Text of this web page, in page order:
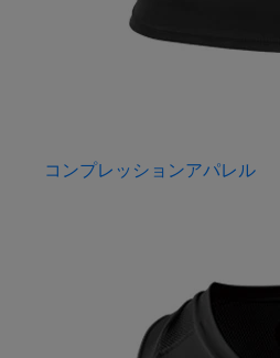
コンプレッションアパレル